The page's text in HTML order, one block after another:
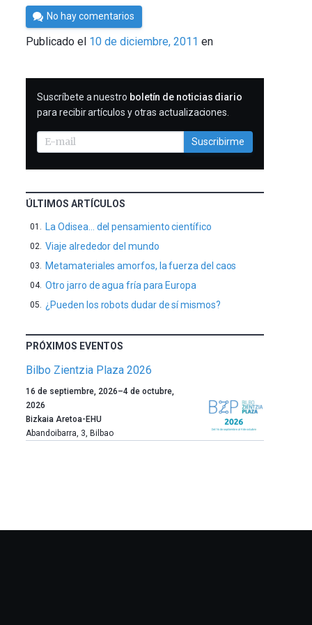
Por
Cultura
Cientifica
No hay comentarios
Publicado el 10 de diciembre, 2011 en
SUSCRIBIRME
Suscríbete a nuestro boletín de noticias diario
para recibir artículos y otras actualizaciones.
Suscribirme
ÚLTIMOS ARTÍCULOS
La Odisea… del pensamiento científico
Viaje alrededor del mundo
Metamateriales amorfos, la fuerza del caos
Otro jarro de agua fría para Europa
¿Pueden los robots dudar de sí mismos?
PRÓXIMOS EVENTOS
Bilbo Zientzia Plaza 2026
Un
año
más,
Bilbao
la
16 de septiembre, 2026–4 de octubre,
2026
Bizkaia Aretoa-EHU
Abandoibarra, 3, Bilbao